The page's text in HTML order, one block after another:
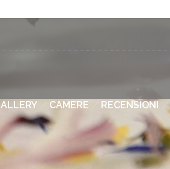
CAMERE RECENSIONI